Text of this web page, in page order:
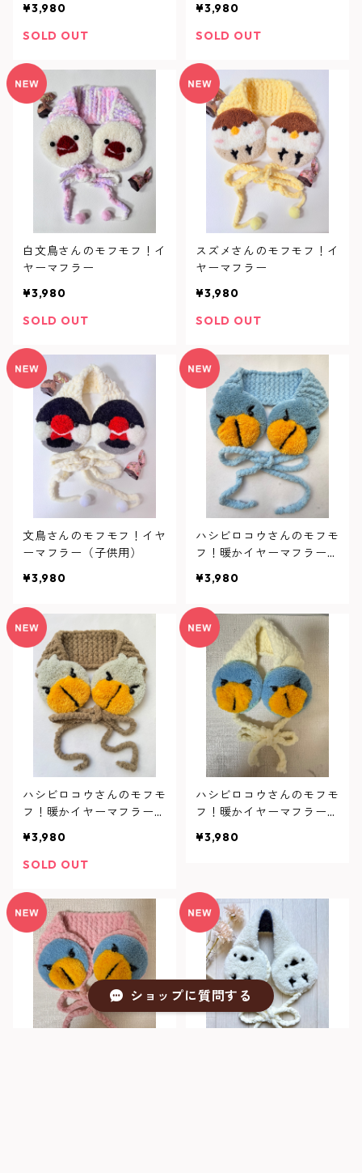
¥3,980
SOLD OUT
¥3,980
SOLD OUT
白文鳥さんのモフモフ！イ
ヤーマフラー
¥3,980
SOLD OUT
スズメさんのモフモフ！イ
ヤーマフラー
¥3,980
SOLD OUT
文鳥さんのモフモフ！イヤ
ーマフラー（子供用）
¥3,980
ハシビロコウさんのモフモ
フ！暖かイヤーマフラー
¥3,980
ハシビロコウさんのモフモ
フ！暖かイヤーマフラー
¥3,980
SOLD OUT
ハシビロコウさんのモフモ
フ！暖かイヤーマフラー
¥3,980
ショップに質問する